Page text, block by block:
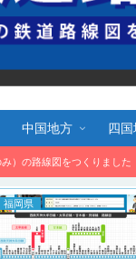
中国地方 四
）の路線図をつくりました
大阪府